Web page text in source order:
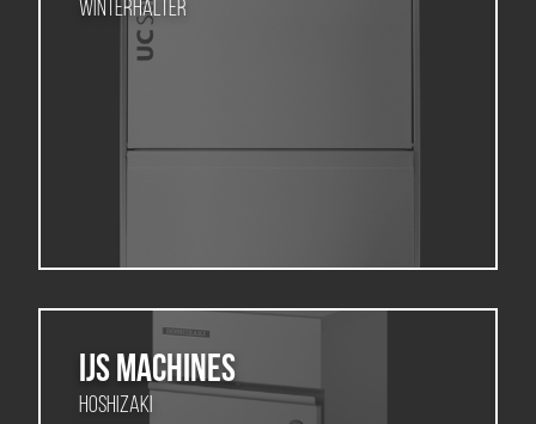
Winterhalter
Ijs Machines
Hoshizaki